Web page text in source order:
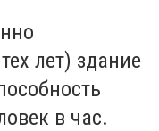
лет) здание
в час.